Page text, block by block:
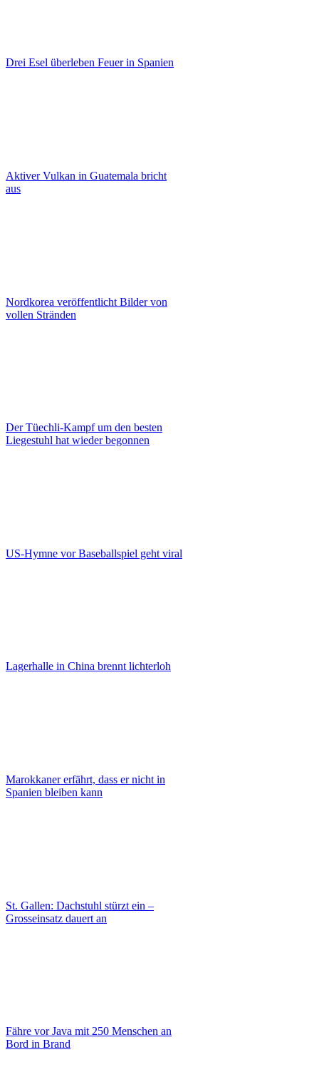
Drei Esel überleben Feuer in Spanien
Aktiver Vulkan in Guatemala bricht
aus
Nordkorea veröffentlicht Bilder von
vollen Stränden
Der Tüechli-Kampf um den besten
Liegestuhl hat wieder begonnen
US-Hymne vor Baseballspiel geht viral
Lagerhalle in China brennt lichterloh
Marokkaner erfährt, dass er nicht in
Spanien bleiben kann
St. Gallen: Dachstuhl stürzt ein –
Grosseinsatz dauert an
Fähre vor Java mit 250 Menschen an
Bord in Brand